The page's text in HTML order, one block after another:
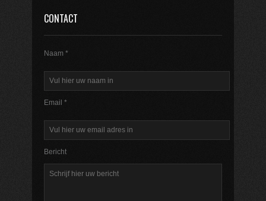
CONTACT
Naam *
Email *
Bericht